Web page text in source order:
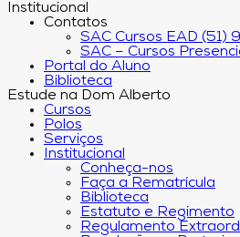
Institucional
Contatos
SAC Cursos EAD (51)
SAC – Cursos
Portal do Aluno
Biblioteca
Estude na Dom Alberto
Cursos
Polos
Serviços
Institucional
Conheça-nos
Faça a Rematrícula
Biblioteca
Estatuto e Regimento
Regulamento